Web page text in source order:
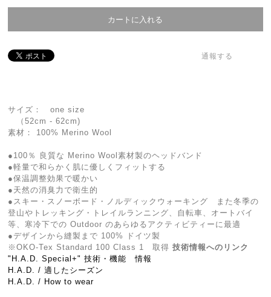
通報する
サイズ： one size
（52cm - 62cm)
素材： 100% Merino Wool
●100％ 良質な Merino Wool素材製のヘッドバンド
●軽量で和らかく肌に優しくフィットする
●保温調整効果で暖かい
●天然の消臭力で衛生的
●スキー・スノーボード・ノルディックウォーキング また冬季の
登山やトレッキング・トレイルランニング、自転車、オートバイ
等、寒冷下での Outdoor のあらゆるアクティビティーに最適
●デザインから縫製まで 100% ドイツ製
※OKO-Tex Standard 100 Class 1 取得技術情報へのリンク
"H.A.D. Special+" 技術・機能 情報
H.A.D. / 適したシーズン
H.A.D. / How to wear